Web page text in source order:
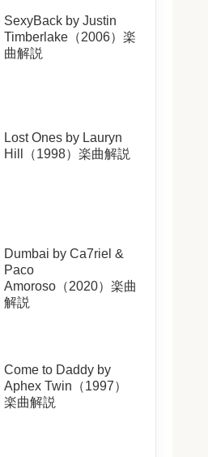
SexyBack by Justin
Timberlake（2006）楽
曲解説
Lost Ones by Lauryn
Hill（1998）楽曲解説
Dumbai by Ca7riel &
Paco
Amoroso（2020）楽曲
解説
Come to Daddy by
Aphex Twin（1997）
楽曲解説